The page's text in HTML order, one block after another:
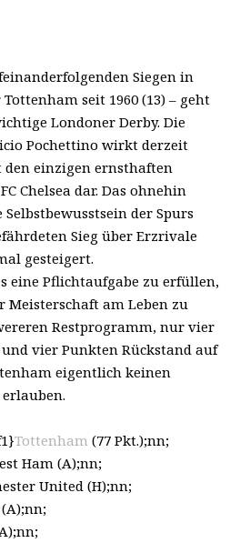
Siegen in
seit 1960 (13) – geht
Londoner Derby. Die
Pochettino wirkt derzeit
einzigen ernsthaften
Chelsea dar. Das ohnehin
der Spurs
Sieg über Erzrivale
gesteigert.
eine Pflichtaufgabe zu erfüllen,
Meisterschaft am Leben zu
Restprogramm, nur vier
vier Punkten Rückstand auf
eigentlich keinen
Tottenham (77 Pkt.);nn;
Ham (A);nn;
United (H);nn;